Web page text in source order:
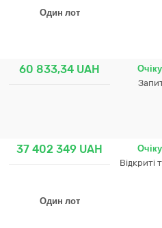
Один лот
60 833,34 UAH
37 402 349 UAH
Один лот
Відкриті